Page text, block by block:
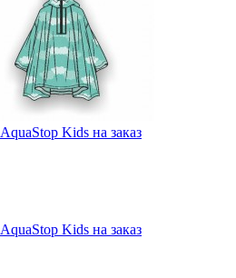
Kids на заказ
Kids на заказ